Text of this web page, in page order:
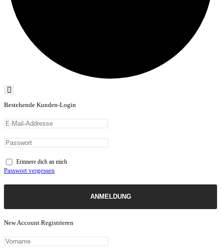
Bestehende Kunden-Login
Erinnere dich an mich
Passwort vergessen
ANMELDUNG
New Account Registrieren